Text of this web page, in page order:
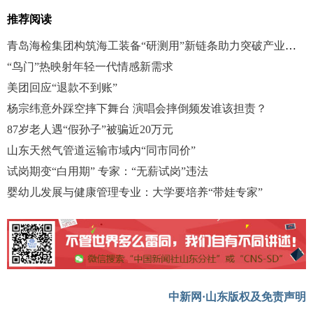
推荐阅读
青岛海检集团构筑海工装备“研测用”新链条助力突破产业瓶颈
“鸟门”热映射年轻一代情感新需求
美团回应“退款不到账”
杨宗纬意外踩空摔下舞台 演唱会摔倒频发谁该担责？
87岁老人遇“假孙子”被骗近20万元
山东天然气管道运输市域内“同市同价”
试岗期变“白用期” 专家：“无薪试岗”违法
婴幼儿发展与健康管理专业：大学要培养“带娃专家”
中新网·山东版权及免责声明